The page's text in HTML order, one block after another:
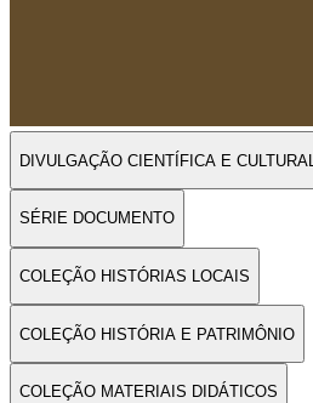
DIVULGAÇÃO CIENTÍFICA E CULTURAL
SÉRIE DOCUMENTO
COLEÇÃO HISTÓRIAS LOCAIS
COLEÇÃO HISTÓRIA E PATRIMÔNIO
COLEÇÃO MATERIAIS DIDÁTICOS